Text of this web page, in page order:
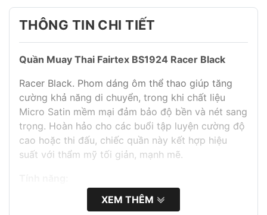
THÔNG TIN CHI TIẾT
Quần Muay Thai Fairtex BS1924 Racer Black
Racer Black. Phom dáng ôm thể thao giúp tăng
cường khả năng di chuyển, trong khi chất liệu
Micro Satin mềm mại đảm bảo độ bền và nét sang
trọng. Hoàn hảo cho các buổi tập luyện cường độ
cao hoặc thi đấu, chiếc quần này kết hợp hiệu
suất với thẩm mỹ tối giản, mạnh mẽ.
Thiết kế ôm sát, gọn gàng cho phép vận động
XEM THÊM